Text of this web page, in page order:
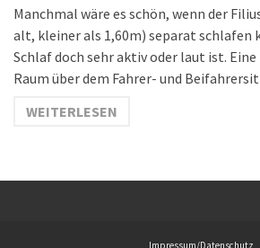
Manchmal wäre es schön, wenn der
alt, kleiner als 1,60m) separat schlafen
Schlaf doch sehr aktiv oder laut ist.
Raum über dem Fahrer- und
WEITERLESEN
Impressum/Datenschutz